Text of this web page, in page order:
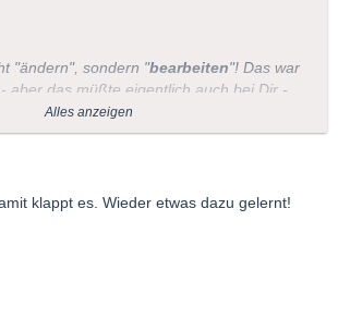
"ändern", sondern "bearbeiten"! Das war
aber das müßte eigentlich auch bei Dir -
lang - erscheinen.
kalt sein, hier würden wir uns darüber
hatte es hier mal höchstens 4° - nachts um
Alles anzeigen
klappt es. Wieder etwas dazu gelernt!